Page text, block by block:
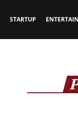
STARTUP